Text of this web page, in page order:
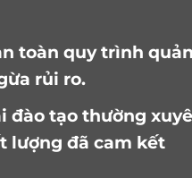
toàn quy trình
rủi ro.
đào tạo thường
lượng đã cam kết